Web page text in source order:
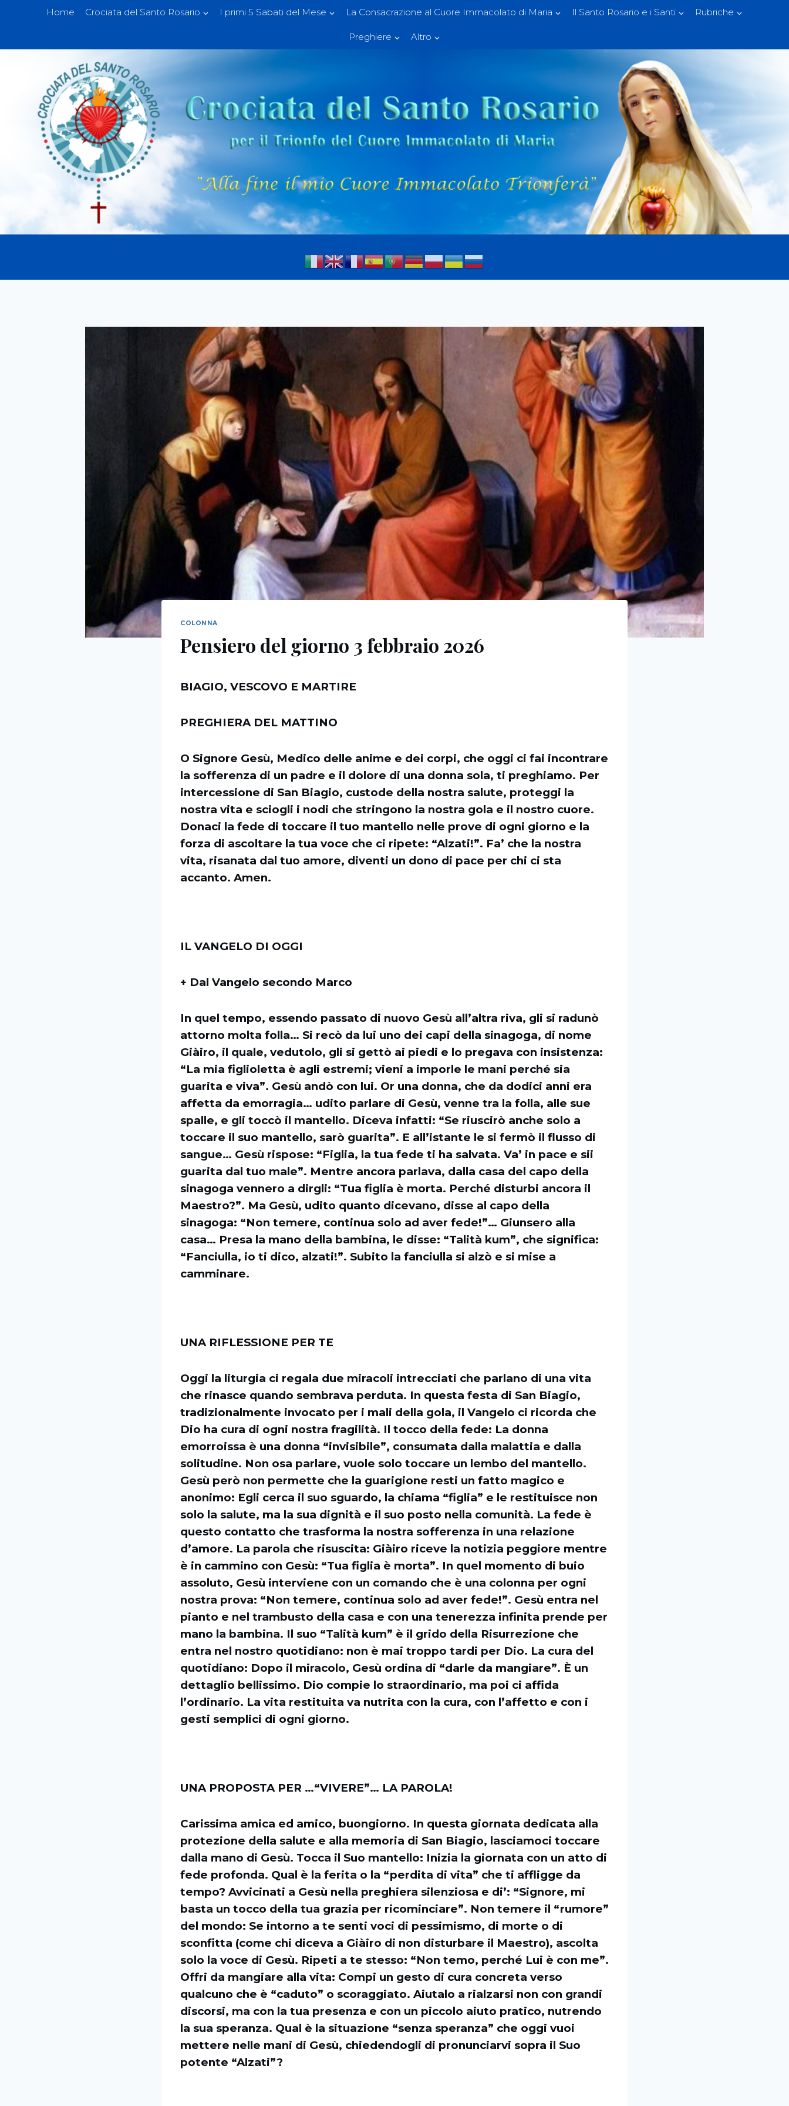
Home Crociata del Santo Rosario I primi 5 Sabati del Mese La Consacrazione al Cuore Immacolato di Maria Il Santo Rosario e i Santi Rubriche
Preghiere Altro
COLONNA
Pensiero del giorno 3 febbraio 2026
BIAGIO, VESCOVO E MARTIRE
PREGHIERA DEL MATTINO
O Signore Gesù, Medico delle anime e dei corpi, che oggi ci fai incontrare
la sofferenza di un padre e il dolore di una donna sola, ti preghiamo. Per
intercessione di San Biagio, custode della nostra salute, proteggi la
nostra vita e sciogli i nodi che stringono la nostra gola e il nostro cuore.
Donaci la fede di toccare il tuo mantello nelle prove di ogni giorno e la
forza di ascoltare la tua voce che ci ripete: “Alzati!”. Fa’ che la nostra
vita, risanata dal tuo amore, diventi un dono di pace per chi ci sta
accanto. Amen.
IL VANGELO DI OGGI
+ Dal Vangelo secondo Marco
In quel tempo, essendo passato di nuovo Gesù all’altra riva, gli si radunò
attorno molta folla… Si recò da lui uno dei capi della sinagoga, di nome
Giàiro, il quale, vedutolo, gli si gettò ai piedi e lo pregava con insistenza:
“La mia figlioletta è agli estremi; vieni a imporle le mani perché sia
guarita e viva”. Gesù andò con lui. Or una donna, che da dodici anni era
affetta da emorragia… udito parlare di Gesù, venne tra la folla, alle sue
spalle, e gli toccò il mantello. Diceva infatti: “Se riuscirò anche solo a
toccare il suo mantello, sarò guarita”. E all’istante le si fermò il flusso di
sangue… Gesù rispose: “Figlia, la tua fede ti ha salvata. Va’ in pace e sii
guarita dal tuo male”. Mentre ancora parlava, dalla casa del capo della
sinagoga vennero a dirgli: “Tua figlia è morta. Perché disturbi ancora il
Maestro?”. Ma Gesù, udito quanto dicevano, disse al capo della
sinagoga: “Non temere, continua solo ad aver fede!”… Giunsero alla
casa… Presa la mano della bambina, le disse: “Talità kum”, che significa:
“Fanciulla, io ti dico, alzati!”. Subito la fanciulla si alzò e si mise a
camminare.
UNA RIFLESSIONE PER TE
Oggi la liturgia ci regala due miracoli intrecciati che parlano di una vita
che rinasce quando sembrava perduta. In questa festa di San Biagio,
tradizionalmente invocato per i mali della gola, il Vangelo ci ricorda che
Dio ha cura di ogni nostra fragilità. Il tocco della fede: La donna
emorroissa è una donna “invisibile”, consumata dalla malattia e dalla
solitudine. Non osa parlare, vuole solo toccare un lembo del mantello.
Gesù però non permette che la guarigione resti un fatto magico e
anonimo: Egli cerca il suo sguardo, la chiama “figlia” e le restituisce non
solo la salute, ma la sua dignità e il suo posto nella comunità. La fede è
questo contatto che trasforma la nostra sofferenza in una relazione
d’amore. La parola che risuscita: Giàiro riceve la notizia peggiore mentre
è in cammino con Gesù: “Tua figlia è morta”. In quel momento di buio
assoluto, Gesù interviene con un comando che è una colonna per ogni
nostra prova: “Non temere, continua solo ad aver fede!”. Gesù entra nel
pianto e nel trambusto della casa e con una tenerezza infinita prende per
mano la bambina. Il suo “Talità kum” è il grido della Risurrezione che
entra nel nostro quotidiano: non è mai troppo tardi per Dio. La cura del
quotidiano: Dopo il miracolo, Gesù ordina di “darle da mangiare”. È un
dettaglio bellissimo. Dio compie lo straordinario, ma poi ci affida
l’ordinario. La vita restituita va nutrita con la cura, con l’affetto e con i
gesti semplici di ogni giorno.
UNA PROPOSTA PER …“VIVERE”… LA PAROLA!
Carissima amica ed amico, buongiorno. In questa giornata dedicata alla
protezione della salute e alla memoria di San Biagio, lasciamoci toccare
dalla mano di Gesù. Tocca il Suo mantello: Inizia la giornata con un atto di
fede profonda. Qual è la ferita o la “perdita di vita” che ti affligge da
tempo? Avvicinati a Gesù nella preghiera silenziosa e di’: “Signore, mi
basta un tocco della tua grazia per ricominciare”. Non temere il “rumore”
del mondo: Se intorno a te senti voci di pessimismo, di morte o di
sconfitta (come chi diceva a Giàiro di non disturbare il Maestro), ascolta
solo la voce di Gesù. Ripeti a te stesso: “Non temo, perché Lui è con me”.
Offri da mangiare alla vita: Compi un gesto di cura concreta verso
qualcuno che è “caduto” o scoraggiato. Aiutalo a rialzarsi non con grandi
discorsi, ma con la tua presenza e con un piccolo aiuto pratico, nutrendo
la sua speranza. Qual è la situazione “senza speranza” che oggi vuoi
mettere nelle mani di Gesù, chiedendogli di pronunciarvi sopra il Suo
potente “Alzati”?